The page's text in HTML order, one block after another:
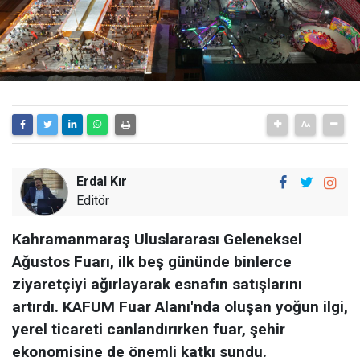
Erdal Kır
Editör
Kahramanmaraş Uluslararası Geleneksel
Ağustos Fuarı, ilk beş gününde binlerce
ziyaretçiyi ağırlayarak esnafın satışlarını
artırdı. KAFUM Fuar Alanı'nda oluşan yoğun ilgi,
yerel ticareti canlandırırken fuar, şehir
ekonomisine de önemli katkı sundu.